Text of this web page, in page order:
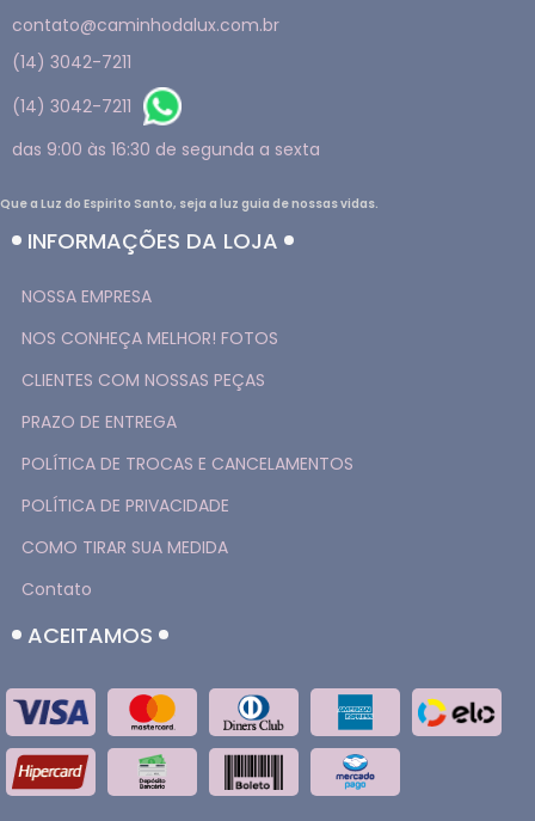
contato@caminhodalux.com.br
(14) 3042-7211
(14) 3042-7211
das 9:00 às 16:30 de segunda a sexta
Que a Luz do Espirito Santo, seja a luz guia de nossas vidas.
INFORMAÇÕES DA LOJA
NOSSA EMPRESA
NOS CONHEÇA MELHOR! FOTOS
CLIENTES COM NOSSAS PEÇAS
PRAZO DE ENTREGA
POLÍTICA DE TROCAS E CANCELAMENTOS
POLÍTICA DE PRIVACIDADE
COMO TIRAR SUA MEDIDA
Contato
ACEITAMOS